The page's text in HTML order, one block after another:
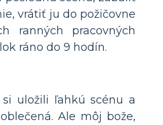
vrátiť ju do požičovne
ranných pracovných
ráno do 9 hodín.
uložili ľahkú scénu a
Ale môj bože,